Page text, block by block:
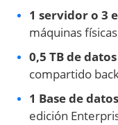
1 servidor o 3
máquinas
0,5 TB de
compartido
1 Base de
edición